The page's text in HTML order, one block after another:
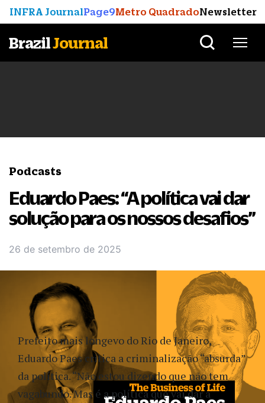
INFRA JournalPage9Metro QuadradoNewsletter
BrazilJournal
Podcasts
Eduardo Paes: “A política vai dar
solução para os nossos desafios”
26 de setembro de 2025
Prefeito mais longevo do Rio de Janeiro,
Eduardo Paes critica a criminalização “absurda”
da política. “Não estou dizendo que não tem
vagabundo. Mas é a política que vai dar a